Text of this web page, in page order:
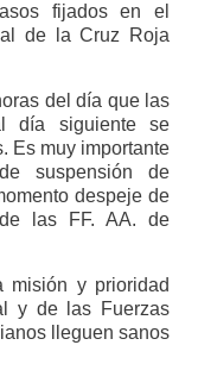
fijados en el
de la Cruz Roja
del día que las
día siguiente se
Es muy importante
suspensión de
despeje de
las FF. AA. de
misión y prioridad
y de las Fuerzas
lleguen sanos